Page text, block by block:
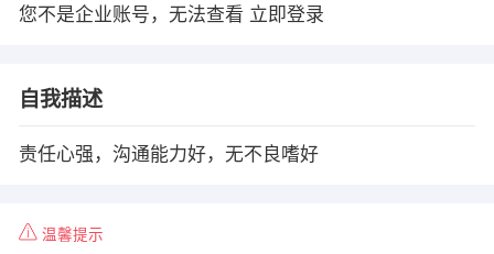
您不是企业账号，无法查看 立即登录
自我描述
责任心强，沟通能力好，无不良嗜好
温馨提示